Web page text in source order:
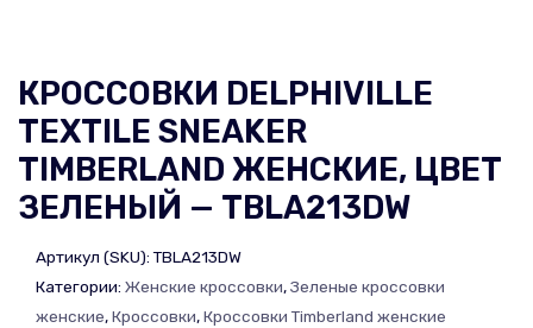
КРОССОВКИ DELPHIVILLE
TEXTILE SNEAKER
TIMBERLAND ЖЕНСКИЕ, ЦВЕТ
ЗЕЛЕНЫЙ — TBLA213DW
Артикул (SKU):TBLA213DW
Категории: Женские кроссовки,Зеленые кроссовки
женские,Кроссовки,Кроссовки Timberland женские